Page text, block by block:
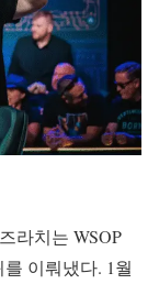
라치는 WSOP
이뤄냈다. 1월